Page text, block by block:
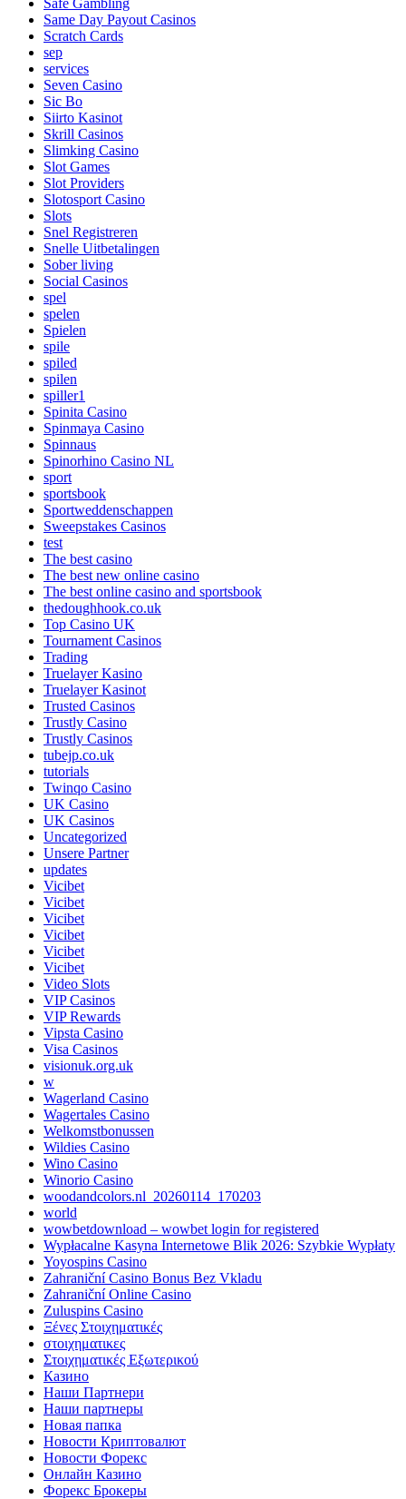
Same Day Payout Casinos
Scratch Cards
sep
services
Seven Casino
Sic Bo
Siirto Kasinot
Skrill Casinos
Slimking Casino
Slot Games
Slot Providers
Slotosport Casino
Slots
Snel Registreren
Snelle Uitbetalingen
Sober living
Social Casinos
spel
spelen
Spielen
spile
spiled
spilen
spiller1
Spinita Casino
Spinmaya Casino
Spinnaus
Spinorhino Casino NL
sport
sportsbook
Sportweddenschappen
Sweepstakes Casinos
test
The best casino
The best new online casino
The best online casino and sportsbook
thedoughhook.co.uk
Top Casino UK
Tournament Casinos
Trading
Truelayer Kasino
Truelayer Kasinot
Trusted Casinos
Trustly Casino
Trustly Casinos
tubejp.co.uk
tutorials
Twinqo Casino
UK Casino
UK Casinos
Uncategorized
Unsere Partner
updates
Vicibet
Vicibet
Vicibet
Vicibet
Vicibet
Vicibet
Video Slots
VIP Casinos
VIP Rewards
Vipsta Casino
Visa Casinos
visionuk.org.uk
w
Wagerland Casino
Wagertales Casino
Welkomstbonussen
Wildies Casino
Wino Casino
Winorio Casino
woodandcolors.nl_20260114_170203
world
wowbetdownload – wowbet login for registered
Wypłacalne Kasyna Internetowe Blik 2026: Szybkie Wypłaty
Yoyospins Casino
Zahraniční Casino Bonus Bez Vkladu
Zahraniční Online Casino
Zuluspins Casino
Ξένες Στοιχηματικές
στοιχηματικες
Στοιχηματικές Εξωτερικού
Казино
Наши Партнери
Наши партнеры
Новая папка
Новости Криптовалют
Новости Форекс
Онлайн Казино
Форекс Брокеры